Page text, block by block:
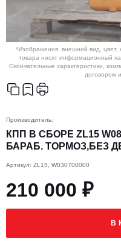
*Изображения, внешний вид, цвет,
товара носят информационный
Окончательные характеристики,
договором
Производитель:
КПП В СБОРЕ ZL15
БАРАБ. ТОРМОЗ,БЕЗ
Артикул: ZL15, W030700000
210 000 ₽
В